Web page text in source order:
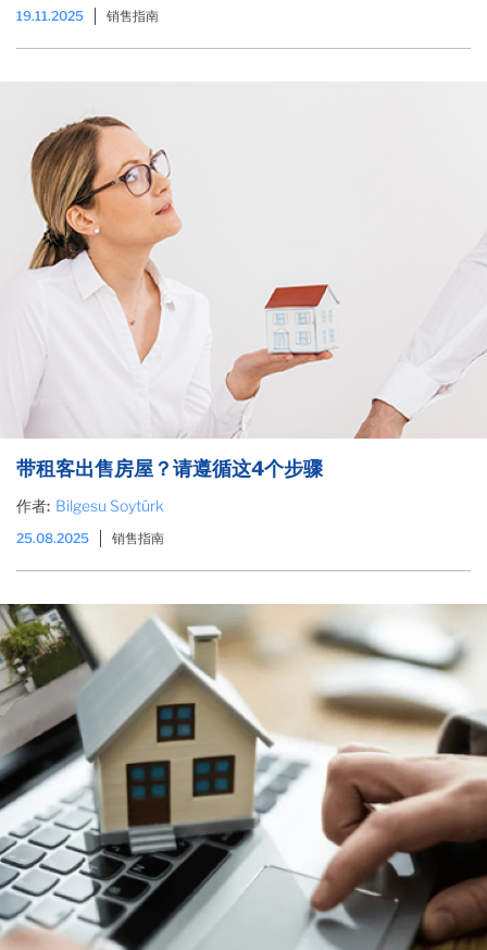
19.11.2025 销售指南
带租客出售房屋？请遵循这4个步骤
作者: Bilgesu Soytürk
25.08.2025 销售指南